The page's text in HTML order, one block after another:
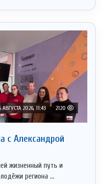
АВГУСТА 2026, 11:43 2120
с Александрой
жизненный путь и
региона ...